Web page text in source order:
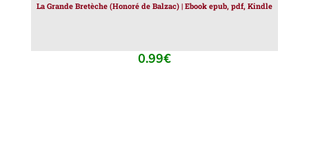
La Grande Bretèche (Honoré de Balzac) | Ebook epub, pdf, Kindle
0.99€